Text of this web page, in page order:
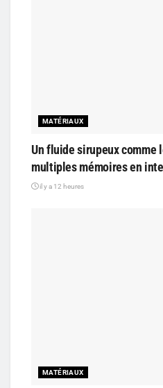
MATÉRIAUX
Un fluide sirupeux comme
multiples mémoires en
il y a 12 heures
MATÉRIAUX